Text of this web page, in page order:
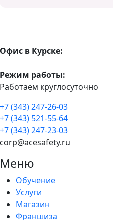
Офис в Курске:
Режим работы:
Работаем круглосуточно
+7 (343) 247-26-03
+7 (343) 521-55-64
+7 (343) 247-23-03
corp@acesafety.ru
Меню
Обучение
Услуги
Магазин
Франшиза